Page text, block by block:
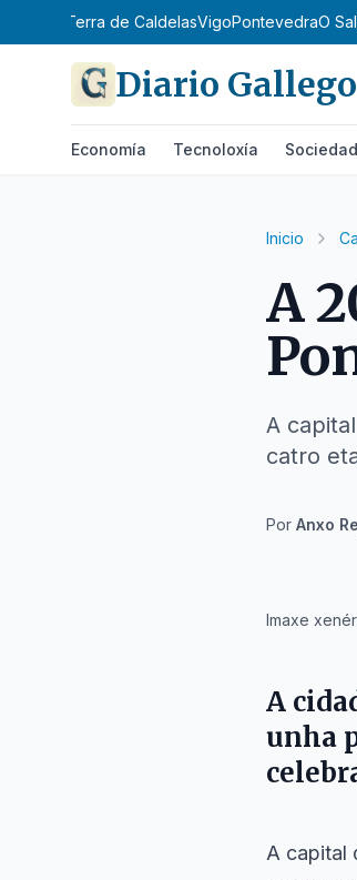
Terra de CaldelasVigoPontevedraO
Diario Gallego
Economía Tecnoloxía
Inicio
A
A
catro
Por Anxo
Imaxe
A
unha
A capital